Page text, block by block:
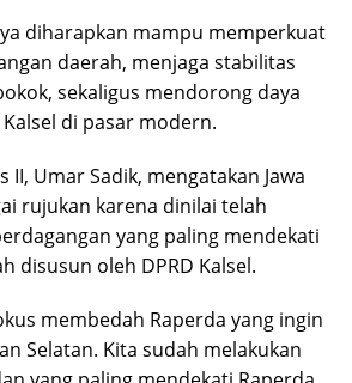
diharapkan mampu memperkuat
daerah, menjaga stabilitas
sekaligus mendorong daya
di pasar modern.
II, Umar Sadik, mengatakan Jawa
rujukan karena dinilai telah
yang paling mendekati
disusun oleh DPRD Kalsel.
membedah Raperda yang ingin
Selatan. Kita sudah melakukan